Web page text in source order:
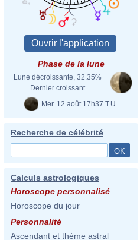
Phase de la lune
Lune décroissante, 32.35%
Dernier croissant
Mer. 12 août 17h37 T.U.
Recherche de célébrité
Calculs astrologiques
Horoscope personnalisé
Horoscope du jour
Personnalité
Ascendant et thème astral